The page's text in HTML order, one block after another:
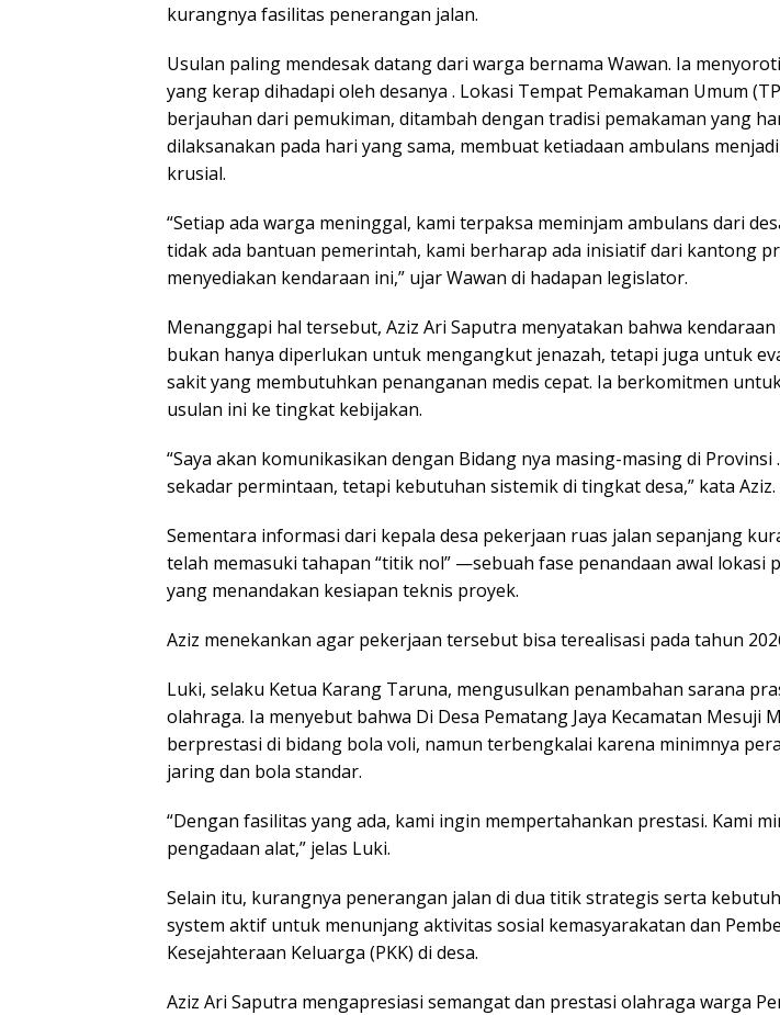
kurangnya fasilitas penerangan jalan.
Usulan paling mendesak datang dari warga bernama Wawan. Ia
yang kerap dihadapi oleh desanya . Lokasi Tempat Pemakaman Umum
berjauhan dari pemukiman, ditambah dengan tradisi pemakaman yang
dilaksanakan pada hari yang sama, membuat ketiadaan ambulans
krusial.
“Setiap ada warga meninggal, kami terpaksa meminjam ambulans dari
tidak ada bantuan pemerintah, kami berharap ada inisiatif dari kantong
menyediakan kendaraan ini,” ujar Wawan di hadapan legislator.
Menanggapi hal tersebut, Aziz Ari Saputra menyatakan bahwa
bukan hanya diperlukan untuk mengangkut jenazah, tetapi juga untuk
sakit yang membutuhkan penanganan medis cepat. Ia berkomitmen
usulan ini ke tingkat kebijakan.
“Saya akan komunikasikan dengan Bidang nya masing-masing di Provinsi
sekadar permintaan, tetapi kebutuhan sistemik di tingkat desa,” kata Aziz.
Sementara informasi dari kepala desa pekerjaan ruas jalan sepanjang
telah memasuki tahapan “titik nol” —sebuah fase penandaan awal lokasi
yang menandakan kesiapan teknis proyek.
Aziz menekankan agar pekerjaan tersebut bisa terealisasi pada tahun
Luki, selaku Ketua Karang Taruna, mengusulkan penambahan sarana
olahraga. Ia menyebut bahwa Di Desa Pematang Jaya Kecamatan Mesuji
berprestasi di bidang bola voli, namun terbengkalai karena minimnya
jaring dan bola standar.
“Dengan fasilitas yang ada, kami ingin mempertahankan prestasi. Kami
pengadaan alat,” jelas Luki.
Selain itu, kurangnya penerangan jalan di dua titik strategis serta
system aktif untuk menunjang aktivitas sosial kemasyarakatan dan
Kesejahteraan Keluarga (PKK) di desa.
Aziz Ari Saputra mengapresiasi semangat dan prestasi olahraga warga